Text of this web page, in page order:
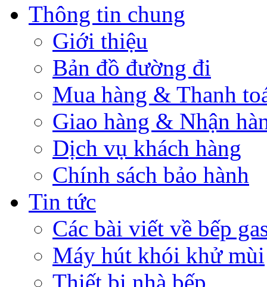
Thông tin chung
Giới thiệu
Bản đồ đường đi
Mua hàng & Thanh
Giao hàng & Nhận
Dịch vụ khách hàng
Chính sách bảo hành
Tin tức
Các bài viết về bếp
Máy hút khói khử mùi
Thiết bị nhà bếp